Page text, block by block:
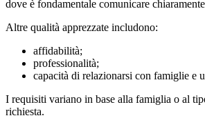
dove è fondamentale comunicare
Altre qualità apprezzate includono:
affidabilità;
professionalità;
capacità di relazionarsi con famiglie e
I requisiti variano in base alla famiglia o al
richiesta.